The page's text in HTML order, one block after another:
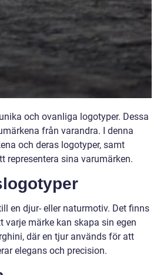
och ovanliga logotyper. Dessa
från varandra. I denna
och deras logotyper, samt
representera sina varumärken.
en djur- eller naturmotiv. Det finns
märke kan skapa sin egen
där en tjur används för att
elegans och precision.